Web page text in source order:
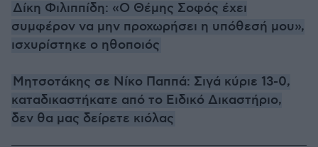
Δίκη Φιλιππίδη: «Ο Θέμης Σοφός έχει
συμφέρον να μην προχωρήσει η υπόθεσή μου»,
ισχυρίστηκε ο ηθοποιός
Μητσοτάκης σε Νίκο Παππά: Σιγά κύριε 13-0,
καταδικαστήκατε από το Ειδικό Δικαστήριο,
δεν θα μας δείρετε κιόλας